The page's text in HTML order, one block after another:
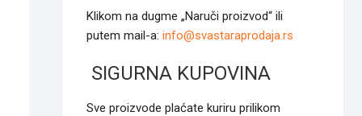
Klikom na dugme „Naruči proizvod“ ili
putem mail-a: info@svastaraprodaja.rs
SIGURNA KUPOVINA
Sve proizvode plaćate kuriru prilikom